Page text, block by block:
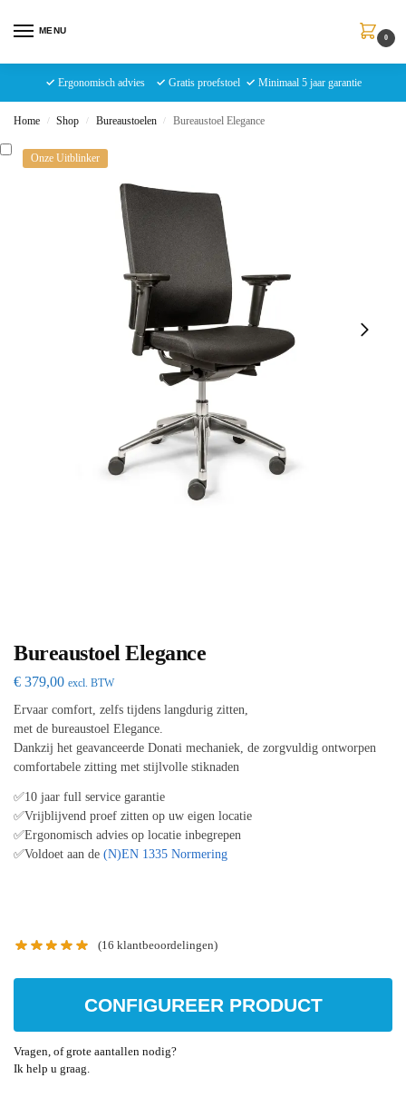
MENU
0
✓ Ergonomisch advies ✓ Gratis proefstoel ✓ Minimaal 5 jaar garantie
Home / Shop / Bureaustoelen / Bureaustoel Elegance
Onze Uitblinker
Bureaustoel Elegance
€ 379,00 excl. BTW
Ervaar comfort, zelfs tijdens langdurig zitten,
met de bureaustoel Elegance.
Dankzij het geavanceerde Donati mechaniek, de zorgvuldig ontworpen
comfortabele zitting met stijlvolle stiknaden
✅10 jaar full service garantie
✅Vrijblijvend proef zitten op uw eigen locatie
✅Ergonomisch advies op locatie inbegrepen
✅Voldoet aan de (N)EN 1335 Normering
(16 klantbeoordelingen)
CONFIGUREER PRODUCT
Vragen, of grote aantallen nodig?
Ik help u graag.